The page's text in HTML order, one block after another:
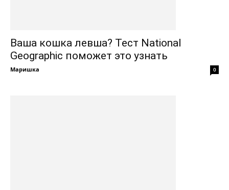
Ваша кошка левша? Тест National
Geographic поможет это узнать
Маришка 0